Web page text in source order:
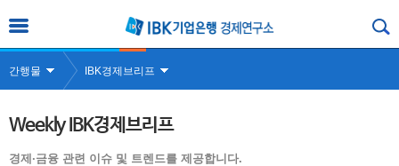
간행물 IBK경제브리프
Weekly IBK경제브리프
경제·금융 관련 이슈 및 트렌드를 제공합니다.